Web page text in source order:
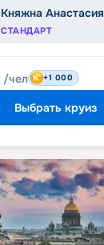
Княжна Анастасия
СТАНДАРТ
/чел +1 000
Выбрать круиз